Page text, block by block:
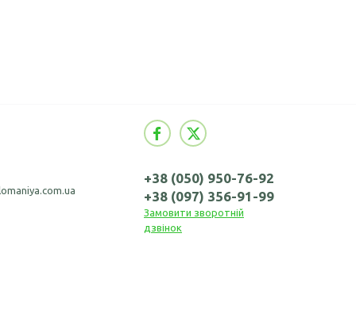
+38 (050) 950-76-92
+38 (097) 356-91-99
Замовити зворотній
дзвінок